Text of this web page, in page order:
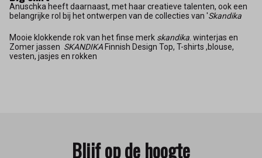
Anuschka heeft daarnaast, met haar creatieve talenten, ook een
belangrijke rol bij het ontwerpen van de collecties van 'Skandika
Mooie klokkende rok van het finse merk skandika . winterjas en
Zomer jassen SKANDIKAFinnish Design Top, T-shirts ,blouse,
vesten, jasjes en rokken
Blijf op de hoogte